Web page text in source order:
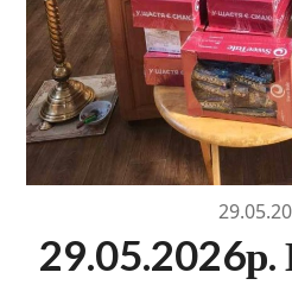
29.05.2026р.